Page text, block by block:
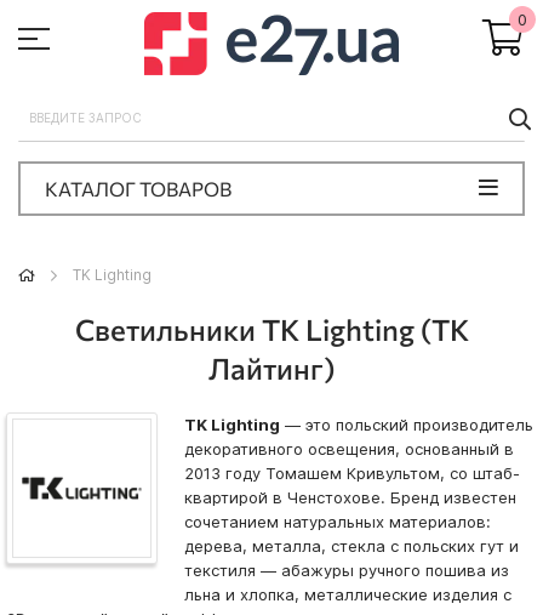
0
КАТАЛОГ ТОВАРОВ
TK Lighting
Светильники TK Lighting (ТК
Лайтинг)
TK Lighting — это польский производитель
декоративного освещения, основанный в
2013 году Томашем Кривультом, со штаб-
квартирой в Ченстохове. Бренд известен
сочетанием натуральных материалов:
дерева, металла, стекла с польских гут и
текстиля — абажуры ручного пошива из
льна и хлопка, металлические изделия с